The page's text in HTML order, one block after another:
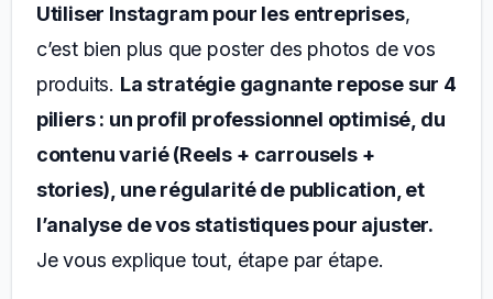
Utiliser Instagram pour les entreprises,
c’est bien plus que poster des photos de vos
produits. La stratégie gagnante repose sur 4
piliers : un profil professionnel optimisé, du
contenu varié (Reels + carrousels +
stories), une régularité de publication, et
l’analyse de vos statistiques pour ajuster.
Je vous explique tout, étape par étape.